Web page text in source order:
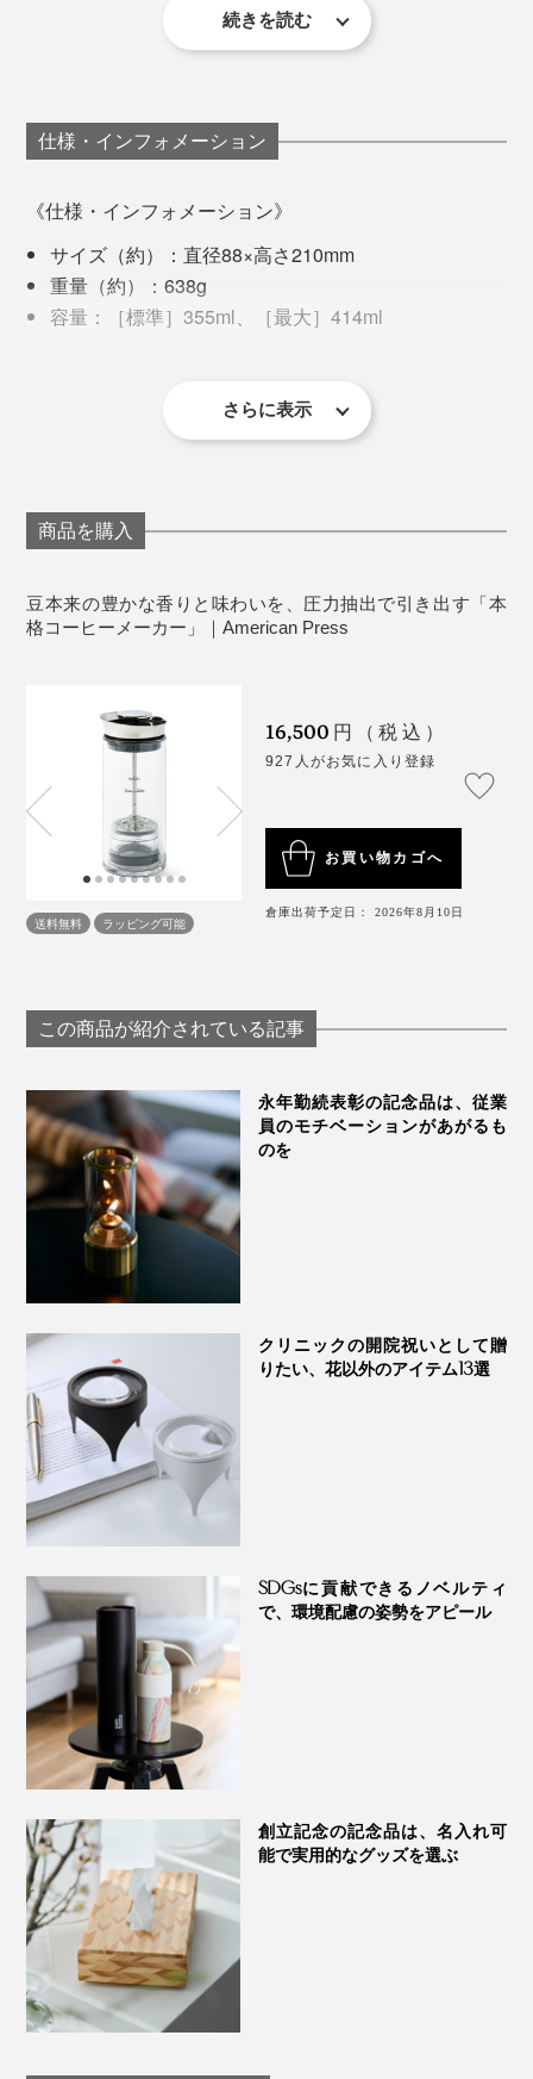
半〜2分と時間をかけるなどして、あなた好みの“正解”を
見つけてください。
音が出ます
※プレスするシーンは早送りをしています（蒸らし時間30秒、プレスは1分かけて
行いました）
交換フィルター要らず、技術要らずだから、誰でもはじ
めてでも上手くコーヒーが淹れられます。
●プランジャーと注ぎ口のパッキン
注ぎ口からプランジャーを引き抜き、パッキン部分を取
り外します。
は、汚れが気になった時のみの洗浄でOK！
ウォーター、お出汁など、さまざまな飲み物の抽出にも
底までぐっとプレスし、すぐに引き上げてポッド全体が
しっかりお湯に浸かるように蒸らします。
引き立ちやすくなるのだとか。
（ドライフルーツが入っている場合）は5分ほど蒸らし
てください。
ミントなどのフレッシュハーブを使うなら、葉をちぎっ
たり軽く揉んだりすると香り立ちもよくなります。
また、屋外でも楽しみやすいのが『American Press』の
いいところ。
ポッドにコーヒー粉を詰めた本品と、お湯を入れた水筒
を持って行けば、どこでも本格コーヒーが楽しめます。
間、」「プレスする速度」によってコーヒーの味は変わ
ります。楽しみながら自分好みの味を探してください。
Q2：抽出したコーヒーがかなり薄く感じるのですが?
A2：味が薄い場合は、
蒸らし時間が短い
プレス速度が速い
といった原因が考えられます。
豆は中挽きがおすすめですが、中細挽きから中粗挽きま
で調整したり、コーヒー粉の量や蒸らす時間を増やした
り、もっとゆっくりプレスしたり、豆ごとに試してみて
抽出の手間すら楽しくて、いろいろ使ってきた私でした
「え……いつも飲んでいたコーヒーって、こんなにおい
しかったの？」
コーヒーの味をわかっているつもりでしたが、ここまで
豆が持つ個性やディテールが豊かに感じられる一杯はは
パッケージに書かれている、「プラムのような」とか
「アガペシロップのような」とか、繊細な表現に関して
は、ペーパードリップでは正直わからなかったけど、
『American Press』ならわかる！！
日本茶にたとえると、一煎目と二煎目くらい違ったので
す。
だから、ちょっと古くなった豆やあまり好みでない豆な
ら、ペーパードリップで淹れた方がいいと思います
（笑）
『American Press』を知ってから、コーヒーの時間がも
っと幸せに。コーヒー好きな方に、ぜひ体験してもらい
たい感動です。
続きを読む
仕様・インフォメーション
《仕様・インフォメーション》
サイズ（約）：直径88×高さ210mm
重量（約）：638g
容量：［標準］355ml、［最大］414ml
ッキン］シリコン、［フィルター］ステンレス、
［プランジャー］アルミニウム、ステンレススチー
※電子レンジでの使用や直火にはかけないでください。
※容器内にコーヒーが入った状態で、容器底にあるプランジャーを引き上げ
ないで下さい。抵抗力が掛かることがあり、扱いづらくなります。必ず容
器内のコーヒーを出してから、プランジャーを引き上げて下さい。
さらに表示
商品を購入
豆本来の豊かな香りと味わいを、圧力抽出で引き出す「本
格コーヒーメーカー」｜American Press
送料無料 ラッピング可能
16,500 円（税込）
927人がお気に入り登録
お買い物カゴへ
倉庫出荷予定日： 2026年8月10日
この商品が紹介されている記事
永年勤続表彰の記念品は、従業
員のモチベーションがあがるも
のを
クリニックの開院祝いとして贈
りたい、花以外のアイテム13選
SDGsに貢献できるノベルティ
で、環境配慮の姿勢をアピール
創立記念の記念品は、名入れ可
能で実用的なグッズを選ぶ